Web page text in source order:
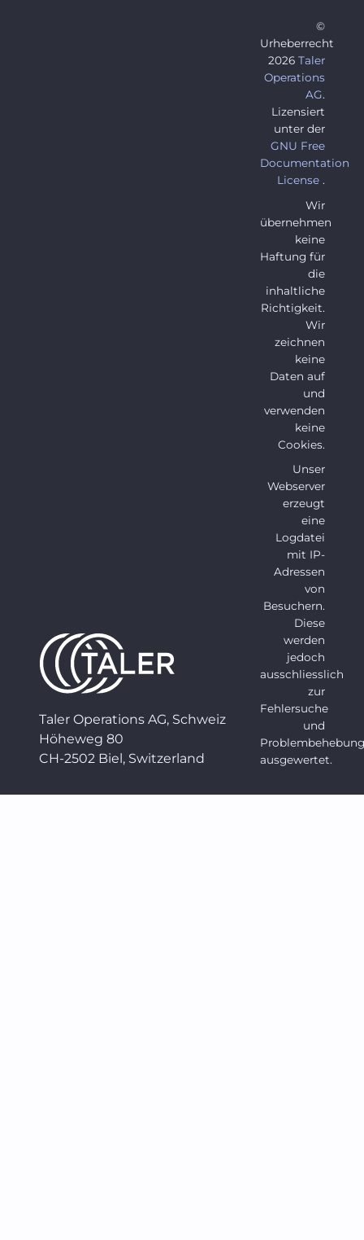
Taler Operations AG, Schweiz
Höheweg 80
CH-2502 Biel, Switzerland
©
Urheberrecht
2026 Taler
Operations
AG.
Lizensiert
unter der
GNU Free
Documentation
License .
Wir
übernehmen
keine
Haftung für
die
inhaltliche
Richtigkeit.
Wir
zeichnen
keine
Daten auf
und
verwenden
keine
Cookies.
Unser
Webserver
erzeugt
eine
Logdatei
mit IP-
Adressen
von
Besuchern.
Diese
werden
jedoch
ausschliesslich
zur
Fehlersuche
und
Problembehebung
ausgewertet.